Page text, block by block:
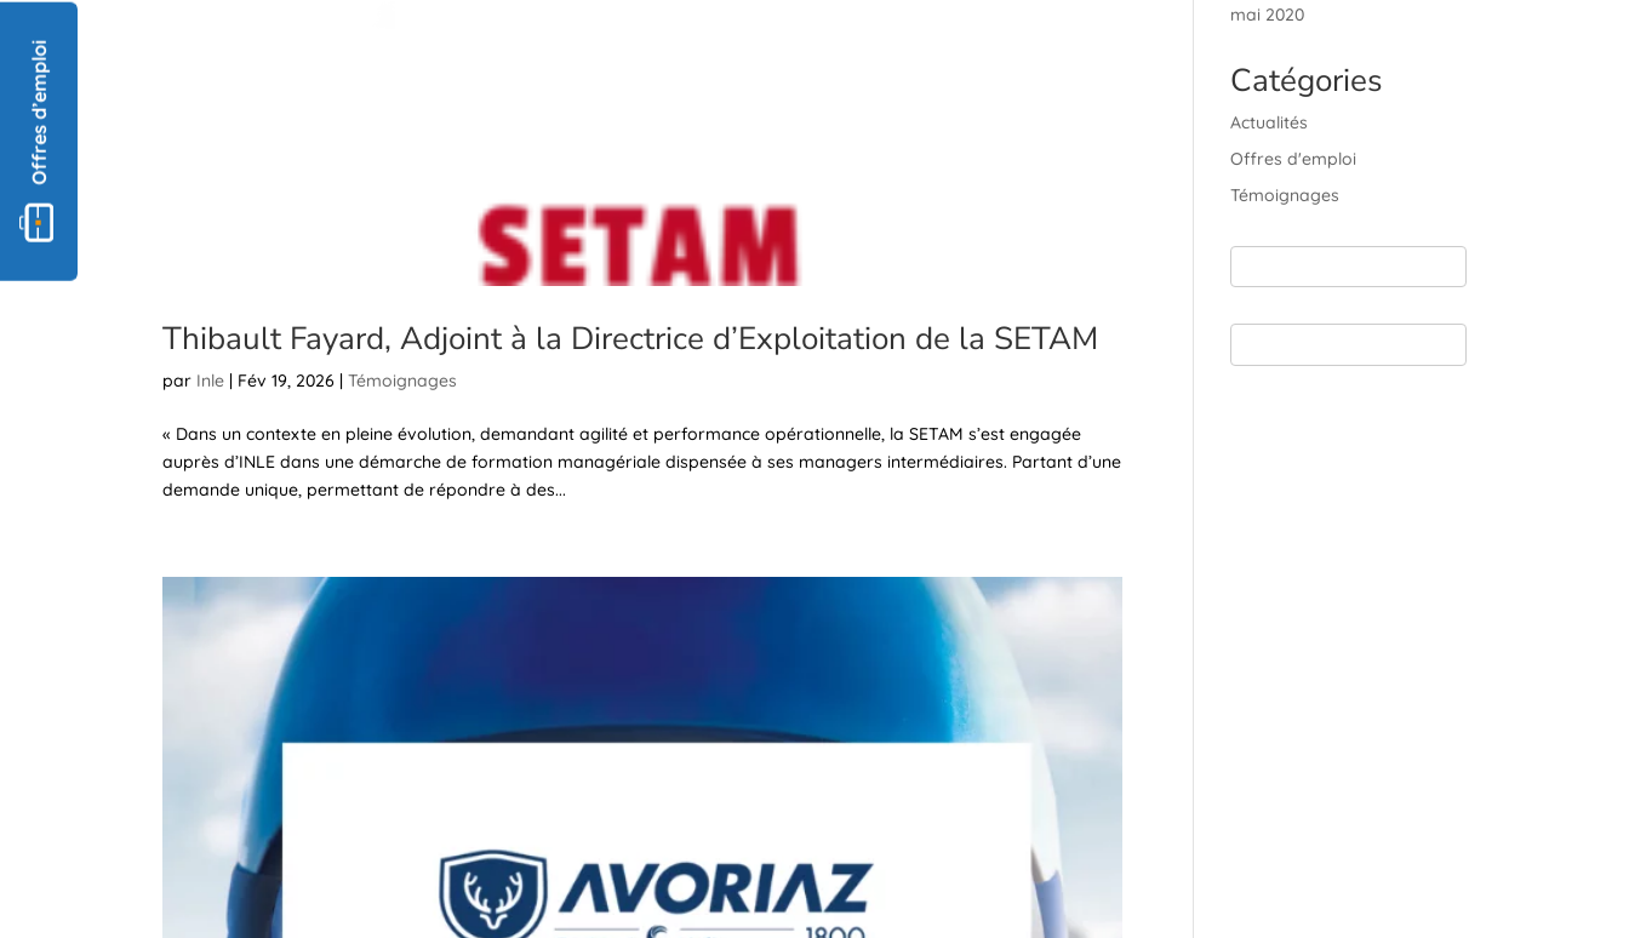
Thibault Fayard, Adjoint à la Directrice d’Exploitation de la SETAM
par Inle | Fév 19, 2026 |Témoignages
« Dans un contexte en pleine évolution, demandant agilité et performance opérationnelle, la SETAM s’est engagée
auprès d’INLE dans une démarche de formation managériale dispensée à ses managers intermédiaires. Partant d’une
demande unique, permettant de répondre à des...
mai 2020
Catégories
Actualités
Offres d'emploi
Témoignages
Offres d’emploi